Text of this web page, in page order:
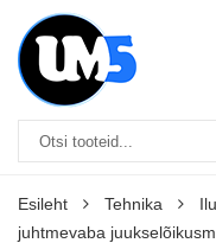
Esileht Tehnika Ilu
juhtmevaba